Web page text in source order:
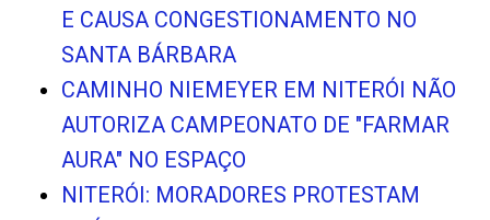
E CAUSA CONGESTIONAMENTO NO
SANTA BÁRBARA
CAMINHO NIEMEYER EM NITERÓI NÃO
AUTORIZA CAMPEONATO DE "FARMAR
AURA" NO ESPAÇO
NITERÓI: MORADORES PROTESTAM